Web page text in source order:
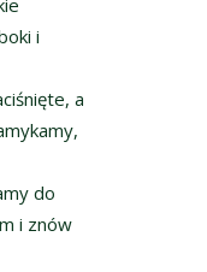
i
a
do
i znów